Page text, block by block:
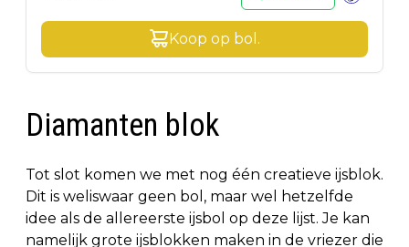
Koop op bol .
Diamanten blok
Tot slot komen we met nog één creatieve ijsblok.
Dit is weliswaar geen bol, maar wel hetzelfde
idee als de allereerste ijsbol op deze lijst. Je kan
namelijk grote ijsblokken maken in de vriezer die